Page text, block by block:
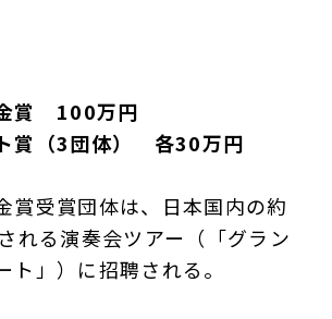
賞 100万円
賞（3団体） 各30万円
賞受賞団体は、日本国内の約
れる演奏会ツアー（「グラン
ト」）に招聘される。